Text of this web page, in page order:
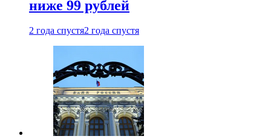
ниже 99 рублей
2 года спустя2 года спустя